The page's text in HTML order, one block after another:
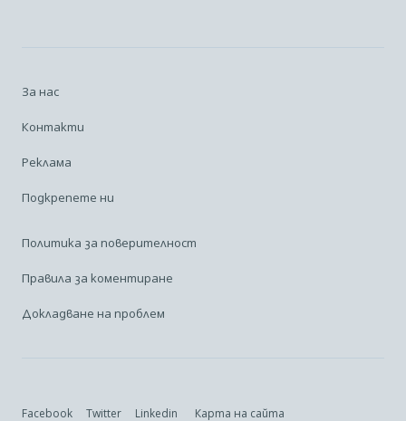
За нас
Контакти
Реклама
Подкрепете ни
Политика за поверителност
Правила за коментиране
Докладване на проблем
Facebook Twitter Linkedin Карта на сайта